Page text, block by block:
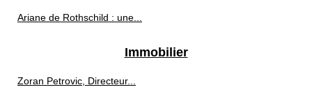
Ariane de Rothschild : une...
Immobilier
Zoran Petrovic, Directeur...